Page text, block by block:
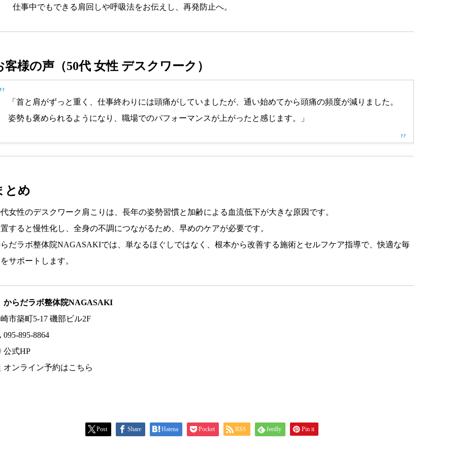
仕事中でもできる肩回しや呼吸法をお伝えし、再発防止へ。
客様の声（50代 女性 デスクワーク）
「首と肩がずっと重く、仕事終わりには頭痛がしていましたが、通い始めてから頭痛の頻度が減りました。
姿勢も褒められるようになり、職場でのパフォーマンスが上がったと感じます。」
とめ
女性のデスクワーク肩こりは、長年の姿勢習慣と加齢による血流低下が大きな原因です。
すると慢性化し、全身の不調につながるため、早めのケアが必要です。
だラボ整体院NAGASAKIでは、単なるほぐしではなく、根本から改善する施術とセルフケア指導で、快適な毎
サポートします。
からだラボ整体院NAGASAKI
市築町5-17 磯部ビル2F
095-895-8864
公式HP
オンライン予約はこちら
Post Share Hatena Pocket RSS feedly Pin it